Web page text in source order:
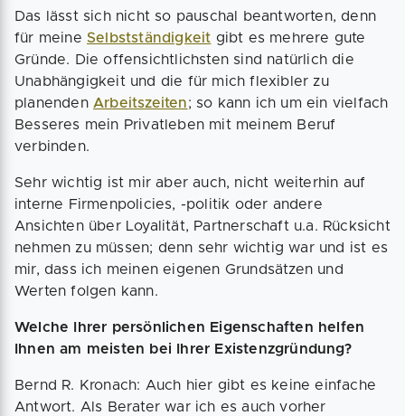
Das lässt sich nicht so pauschal beantworten, denn
für meine Selbstständigkeit gibt es mehrere gute
Gründe. Die offensichtlichsten sind natürlich die
Unabhängigkeit und die für mich flexibler zu
planenden Arbeitszeiten; so kann ich um ein vielfach
Besseres mein Privatleben mit meinem Beruf
verbinden.
Sehr wichtig ist mir aber auch, nicht weiterhin auf
interne Firmenpolicies, -politik oder andere
Ansichten über Loyalität, Partnerschaft u.a. Rücksicht
nehmen zu müssen; denn sehr wichtig war und ist es
mir, dass ich meinen eigenen Grundsätzen und
Werten folgen kann.
Welche Ihrer persönlichen Eigenschaften helfen
Ihnen am meisten bei Ihrer Existenzgründung?
Bernd R. Kronach: Auch hier gibt es keine einfache
Antwort. Als Berater war ich es auch vorher